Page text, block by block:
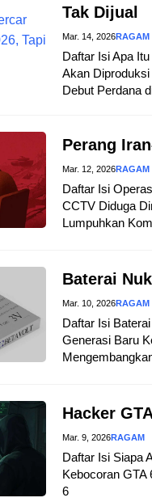
Tak Dijual
Mar. 14, 2026RAGAM
Daftar Isi Apa
Akan
Debut Perdana
Perang
Mar. 12, 2026RAGAM
Daftar Isi
CCTV Diduga
Lumpuhkan
Baterai
Mar. 10, 2026RAGAM
Daftar Isi
Generasi Baru
Hacker
Mar. 9, 2026RAGAM
Daftar Isi Siapa
Kebocoran GTA
6